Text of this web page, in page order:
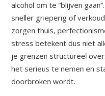
alcohol om te “blijven
sneller grieperig of
zorgen thuis,
stress betekent dus niet
je grenzen structureel
het serieus te nemen en
doorbroken wordt.